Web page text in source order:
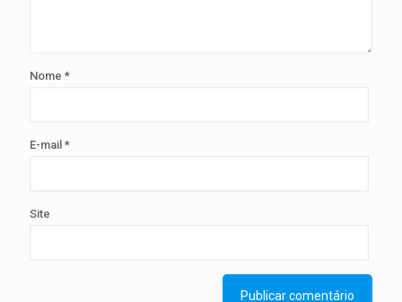
Nome *
E-mail *
Site